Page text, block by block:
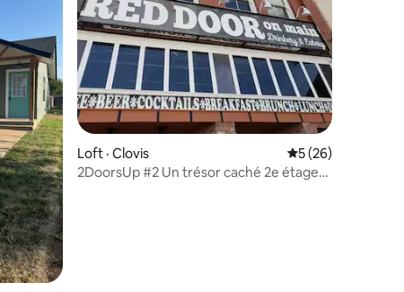
Loft · Clovis Note moyenne de
5 (26)
2DoorsUp #2 Un trésor caché 2e étage